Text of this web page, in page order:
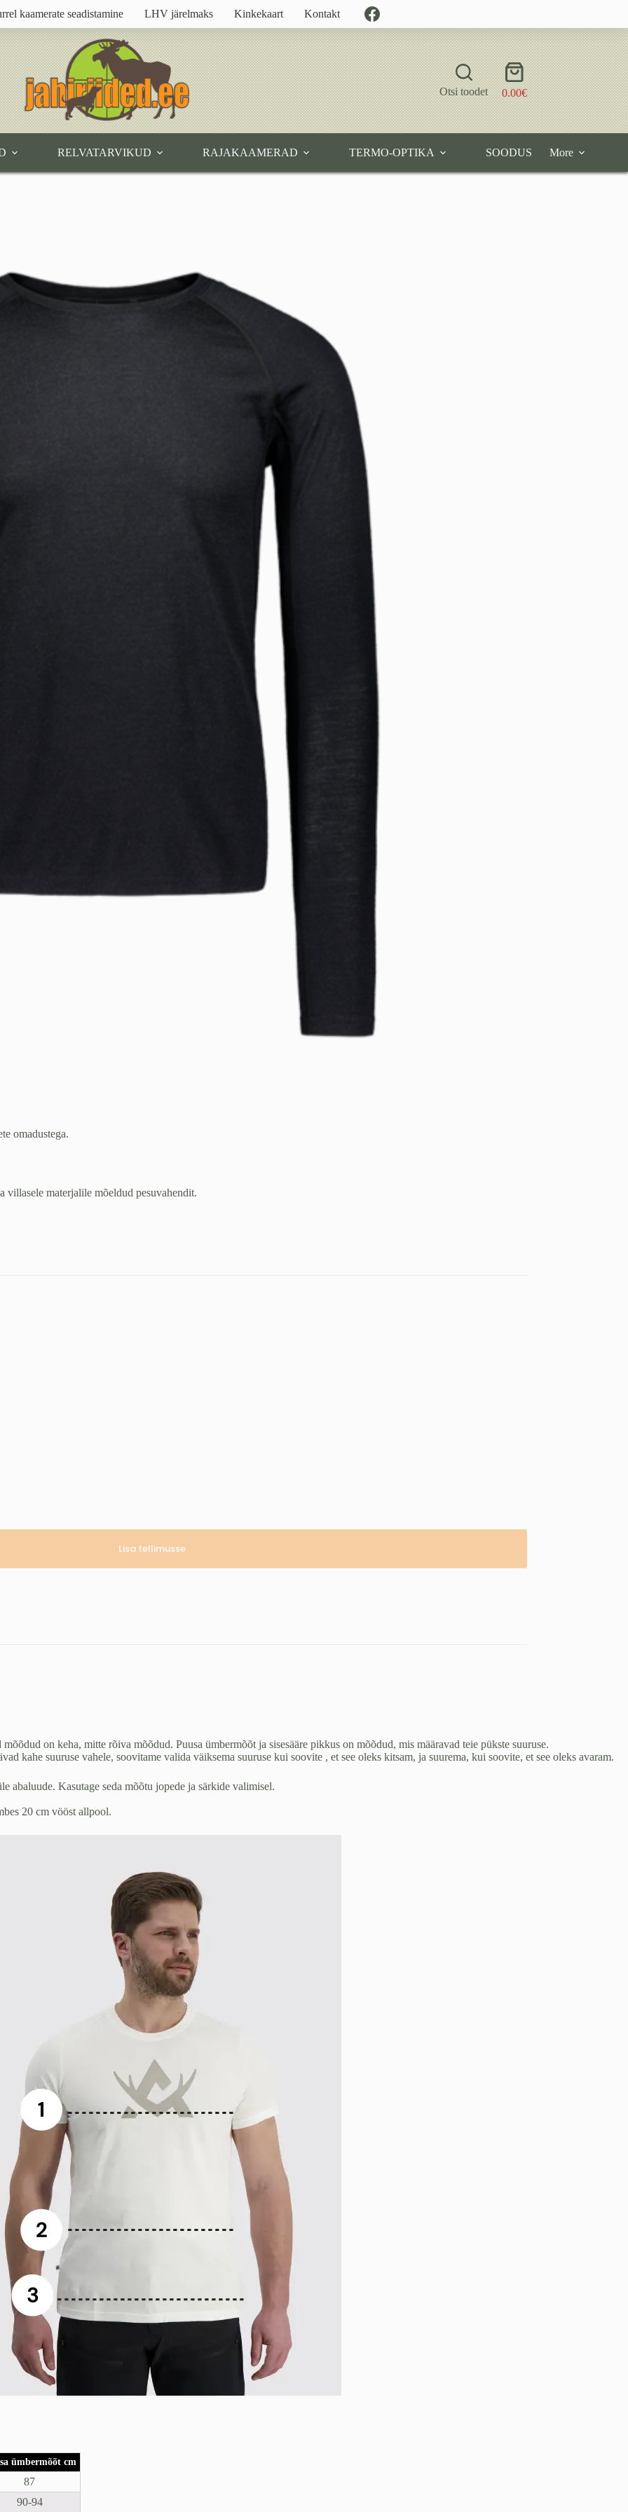
kaamerate seadistamine LHV järelmaks Kinkekaart Kontakt
Otsi toodet
Shopping
cart
0.00€
RELVATARVIKUD RAJAKAAMERAD TERMO-OPTIKA SOODUS More
omadustega.
villasele materjalile mõeldud pesuvahendit.
Lisa tellimusse
on keha, mitte rõiva mõõdud. Puusa ümbermõõt ja sisesääre pikkus on mõõdud, mis määravad teie pükste suuruse.
kahe suuruse vahele, soovitame valida väiksema suuruse kui soovite , et see oleks kitsam, ja suurema, kui soovite, et see oleks avaram.
abaluude. Kasutage seda mõõtu jopede ja särkide valimisel.
20 cm vööst allpool.
ümbermõõt cm
87
90-94